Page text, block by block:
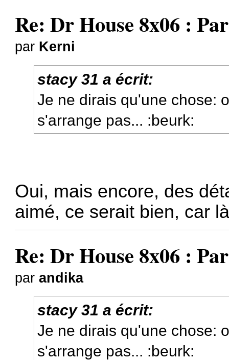
Re: Dr House 8x06 :
par Kerni
stacy 31 a écrit:
Je ne dirais qu'une chose:
s'arrange pas... :beurk:
Oui, mais encore, des
aimé, ce serait bien, car
Re: Dr House 8x06 :
parandika
stacy 31 a écrit:
Je ne dirais qu'une chose:
s'arrange pas... :beurk: